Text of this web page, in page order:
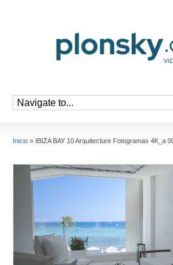
Inicio » IBIZA BAY 10 Arquitecture Fotogramas 4K_a